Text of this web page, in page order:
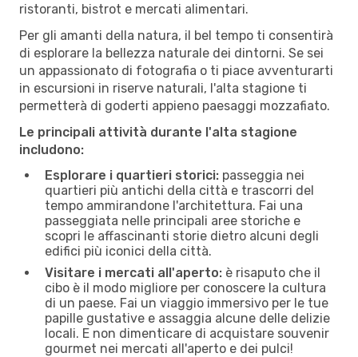
ristoranti, bistrot e mercati alimentari.
Per gli amanti della natura, il bel tempo ti consentirà
di esplorare la bellezza naturale dei dintorni. Se sei
un appassionato di fotografia o ti piace avventurarti
in escursioni in riserve naturali, l'alta stagione ti
permetterà di goderti appieno paesaggi mozzafiato.
Le principali attività durante l'alta stagione
includono:
Esplorare i quartieri storici: passeggia nei
quartieri più antichi della città e trascorri del
tempo ammirandone l'architettura. Fai una
passeggiata nelle principali aree storiche e
scopri le affascinanti storie dietro alcuni degli
edifici più iconici della città.
Visitare i mercati all'aperto: è risaputo che il
cibo è il modo migliore per conoscere la cultura
di un paese. Fai un viaggio immersivo per le tue
papille gustative e assaggia alcune delle delizie
locali. E non dimenticare di acquistare souvenir
gourmet nei mercati all'aperto e dei pulci!